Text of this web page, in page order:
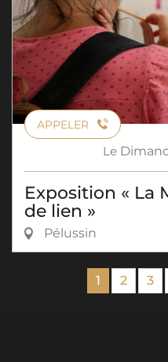
APPELER
Le
Exposition « La
de lien »
Pélussin
1 2 3